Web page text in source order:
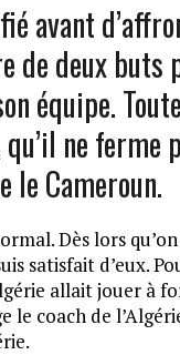
avant
de deux buts
équipe.
ne
le Cameroun.
Dès lors
satisfait d’eux.
allait jouer à
le coach de